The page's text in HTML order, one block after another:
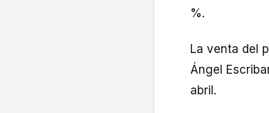
%.
La venta del
Ángel
abril.